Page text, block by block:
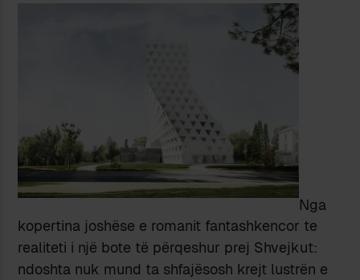
Nga
kopertina joshëse e romanit fantashkencor te
realiteti i një bote të përqeshur prej Shvejkut:
ndoshta nuk mund ta shfajësosh krejt lustrën e